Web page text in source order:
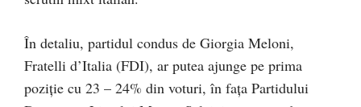
În detaliu, partidul condus de Giorgia Meloni,
Fratelli d’Italia (FDI), ar putea ajunge pe prima
poziţie cu 23 – 24% din voturi, în faţa Partidului